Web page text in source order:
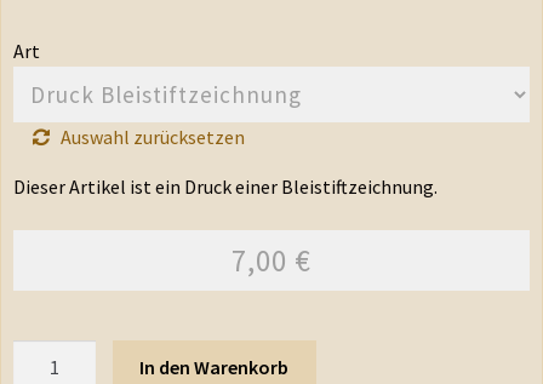
Art
Auswahl zurücksetzen
Dieser Artikel ist ein Druck einer Bleistiftzeichnung.
7,00 €
In den Warenkorb